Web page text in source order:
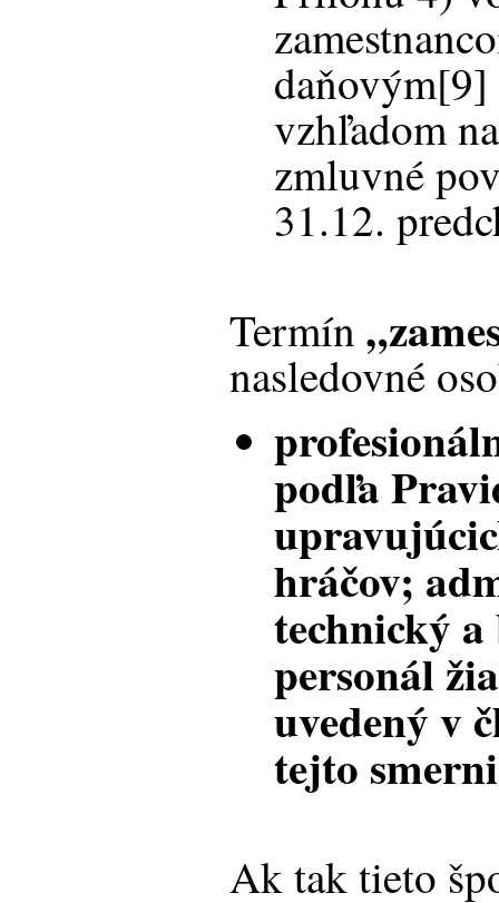
vzhľadom
zmluvné
31.12.
Termín
nasledovné
podľa
hráčov;
technický a
personál
uvedený v
tejto
Ak tak tieto